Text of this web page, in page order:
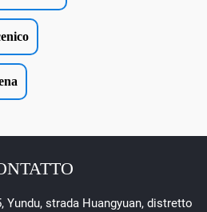
Yundu, strada Huangyuan, distretto